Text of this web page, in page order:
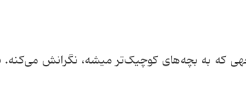
که به بچه‌های کوچیک‌تر میشه، نگرانش می‌کنه.